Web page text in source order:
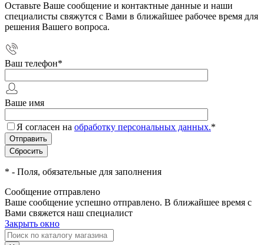
Оставьте Ваше сообщение и контактные данные и наши
специалисты свяжутся с Вами в ближайшее рабочее время для
решения Вашего вопроса.
Ваш телефон*
Ваше имя
Я согласен на обработку персональных данных.*
* - Поля, обязательные для заполнения
Сообщение отправлено
Ваше сообщение успешно отправлено. В ближайшее время с
Вами свяжется наш специалист
Закрыть окно